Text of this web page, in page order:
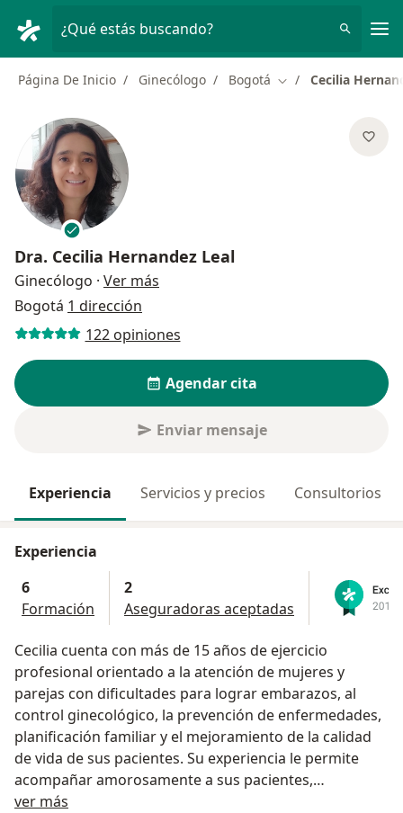
¿Qué estás buscando?
Página De Inicio Ginecólogo Bogotá Cambiar de ciudad
Cecilia
Dra. Cecilia Hernandez Leal
Ginecólogo · Ver más
Bogotá 1 dirección
122 opiniones
Agendar cita
Enviar mensaje
Experiencia Servicios y precios Consultorios
Experiencia
6
Formación
2
Aseguradoras aceptadas
Cecilia cuenta con más de 15 años de ejercicio
profesional orientado a la atención de mujeres y
parejas con dificultades para lograr embarazos, al
control ginecológico, la prevención de enfermedades,
planificación familiar y el mejoramiento de la calidad
de vida de sus pacientes. Su experiencia le permite
acompañar amorosamente a sus pacientes,
ofreciéndoles las más altas posibilidades de éxito en
ver más